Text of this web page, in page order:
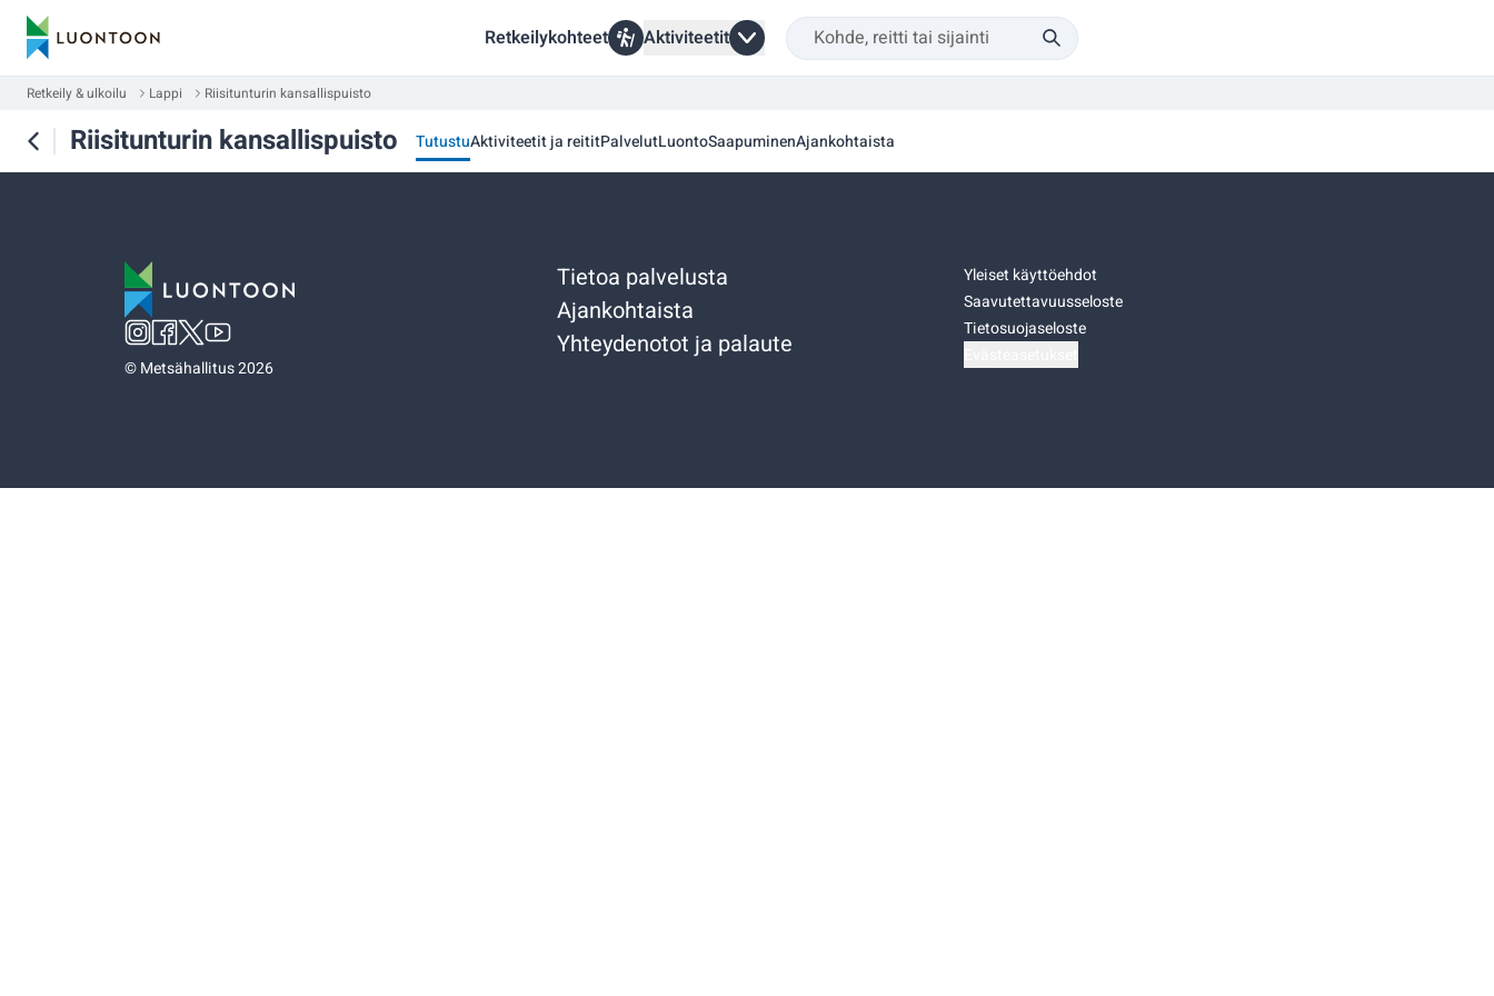
Retkeilykohteet Aktiviteetit
Retkeily & ulkoilu Lappi Riisitunturin kansallispuisto
Riisitunturin kansallispuisto TutustuAktiviteetit ja reititPalvelutLuontoSaapuminenAjankohtaista
©Metsähallitus 2026
Tietoa palvelusta
Ajankohtaista
Yhteydenotot ja palaute
Yleiset käyttöehdot
Saavutettavuusseloste
Tietosuojaseloste